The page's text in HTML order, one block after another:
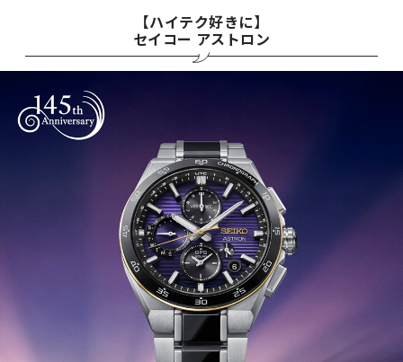
【ハイテク好きに】
セイコー アストロン